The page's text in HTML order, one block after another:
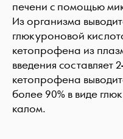
печени с помощью
Из организма
глюкуроновой
кетопрофена из
введения составляет
кетопрофена
более 90% в виде
калом.